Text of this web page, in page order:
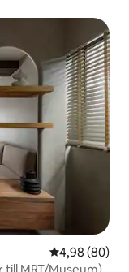
4,98 av 5 i
4,98 (80)